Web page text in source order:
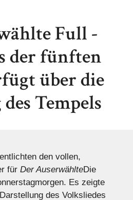
Full -
der fünften
über die
Tempels
den vollen,
für Der AuserwählteDie
Es zeigte
des Volksliedes